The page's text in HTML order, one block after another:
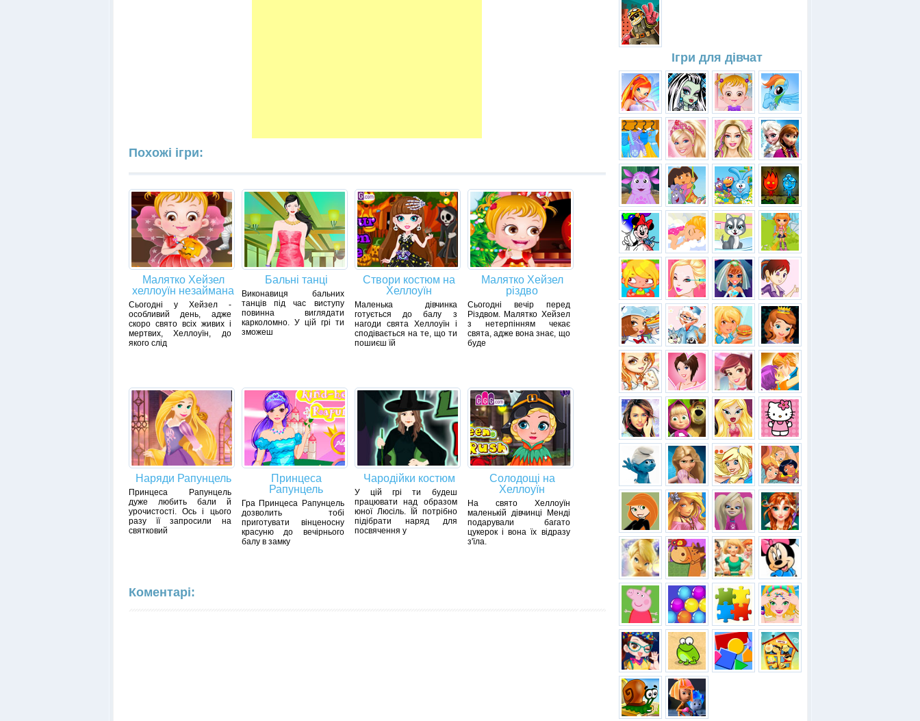
Похожі ігри:
Малятко Хейзел
хеллоуїн незаймана
Сьогодні у Хейзел -
особливий день, адже
скоро свято всіх живих і
мертвих, Хеллоуїн, до
якого слід
Бальні танці
Виконавиця бальних
танців під час виступу
повинна виглядати
карколомно. У цій грі ти
зможеш
Створи костюм на
Хеллоуїн
Маленька дівчинка
готується до балу з
нагоди свята Хеллоуїн і
сподівається на те, що ти
пошиєш їй
Малятко Хейзел
різдво
Сьогодні вечір перед
Різдвом. Малятко Хейзел
з нетерпінням чекає
свята, адже вона знає, що
буде
Наряди Рапунцель
Принцеса Рапунцель
дуже любить бали й
урочистості. Ось і цього
разу її запросили на
святковий
Принцеса
Рапунцель
Гра Принцеса Рапунцель
дозволить тобі
приготувати вінценосну
красуню до вечірнього
балу в замку
Чародійки костюм
У цій грі ти будеш
працювати над образом
юної Люсіль. Їй потрібно
підібрати наряд для
посвячення у
Солодощі на
Хеллоуїн
На свято Хеллоуїн
маленькій дівчинці Менді
подарували багато
цукерок і вона їх відразу
з'їла.
Коментарі:
Ігри для дівчат